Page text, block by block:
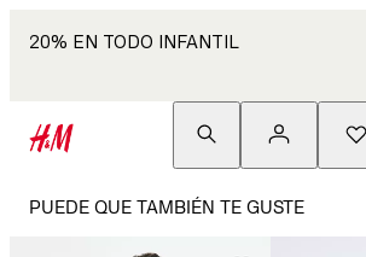
20% EN TODO INFANTIL
PUEDE QUE TAMBIÉN TE GUSTE